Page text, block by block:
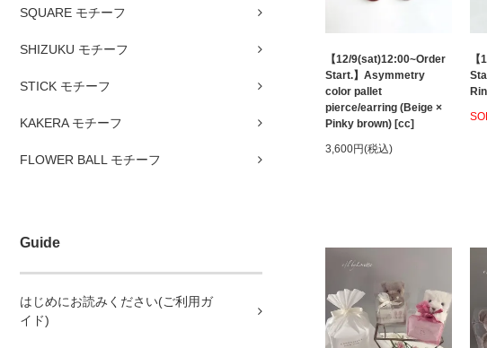
SQUARE モチーフ
SHIZUKU モチーフ
STICK モチーフ
KAKERA モチーフ
FLOWER BALL モチーフ
Guide
はじめにお読みください(ご利用ガ
イド)
【12/9(sat)12:00~Order
Start.】Asymmetry
color pallet
pierce/earring (Beige ×
Pinky brown) [cc]
3,600円(税込)